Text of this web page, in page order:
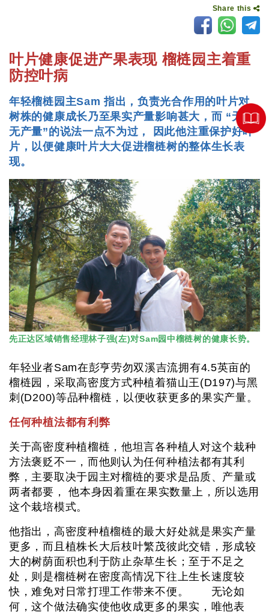
Share this
叶片健康促进产果表现 榴梿园主着重
防控叶病
年轻榴梿园主Sam 指出，负责光合作用的叶片对
树株的健康成长乃至果实产量影响甚大，而 “无叶
无产量”的说法一点不为过， 因此他注重保护好叶
片，以便健康叶片大大促进榴梿树的整体生长表
现。
先正达区域销售经理林子强(左)对Sam园中榴梿树的健康长势。
年轻业者Sam在彭亨劳勿双溪吉流拥有4.5英亩的
榴梿园，采取高密度方式种植着猫山王(D197)与黑
刺(D200)等品种榴梿，以便收获更多的果实产量。
任何种植法都有利弊
关于高密度种植榴梿，他坦言各种植人对这个栽种
方法褒贬不一，而他则认为任何种植法都有其利
弊，主要取决于园主对榴梿的要求是品质、产量或
两者都要， 他本身因着重在果实数量上，所以选用
这个栽培模式。
他指出，高密度种植榴梿的最大好处就是果实产量
更多，而且植株长大后枝叶繁茂彼此交错，形成较
大的树荫面积也利于防止杂草生长；至于不足之
处，则是榴梿树在密度高情况下往上生长速度较
快，难免对日常打理工作带来不便。 无论如
何，这个做法确实使他收成更多的果实，唯他表